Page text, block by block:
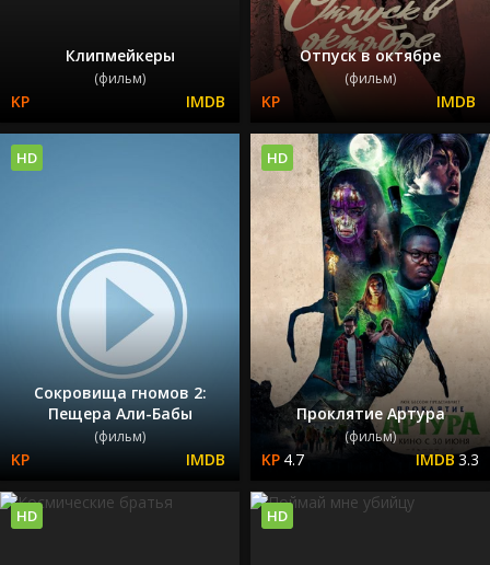
Клипмейкеры
(фильм)
Отпуск в октябре
(фильм)
Сокровища гномов 2:
Пещера Али-Бабы
(фильм)
HD
Проклятие Артура
(фильм)
4.7 3.3
HD
HD HD